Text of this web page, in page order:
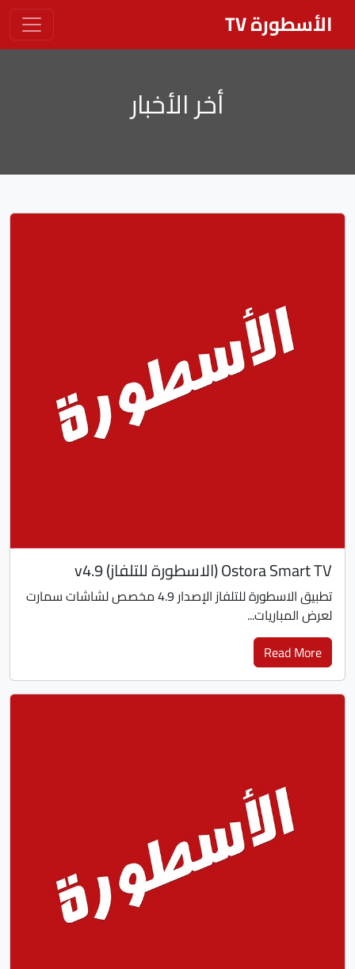
الأسطورة TV
أخر الأخبار
Ostora Smart TV (الاسطورة للتلفاز) v4.9
تطبيق الاسطورة للتلفاز الإصدار 4.9 مخصص لشاشات سمارت
لعرض المباريات...
Read More